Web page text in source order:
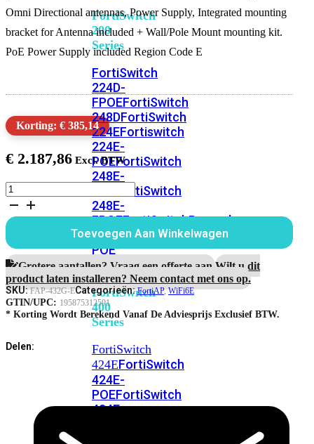
FortiSwitch
200
Series
FortiSwitch
224D-
FPOEFortiSwitch
248DFortiSwitch
224EFortiswitch
224E-
POEFortiSwitch
248E-
FortiSwitch
248E-
FPOEFortiSwitchRugged
216F-
POE
FortiSwitch
400
Series
FortiSwitch
424EFortiSwitch
424E-
POEFortiSwitch
424E-
Omni Directional antennas, Power Supply, Integrated mounting
bracket for Antenna included + Wall/Pole Mount mounting kit.
PoE Power Supply included Region Code E
Korting: € 385,14
€ 2.187,86
FortiAP-
432G
aantal
Toevoegen Aan Winkelwagen
Grotere aantallen? Vraag een offerte aan.Wilt u dit
product laten installeren? Neem contact met ons op.
SKU:FAP-432G-ECategorieën:FortiAP,WiFi6E
GTIN/UPC: 195875312591
* Korting Wordt Berekend Vanaf De Adviesprijs Exclusief BTW.
Delen: